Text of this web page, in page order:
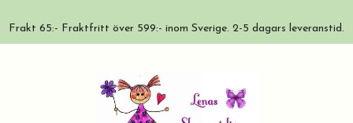
Frakt 65:- Fraktfritt över 599:- inom Sverige. 2-5 dagars leveranstid.